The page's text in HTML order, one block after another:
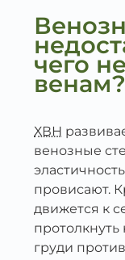
чего
венам?
ХВН
венозные
провисают.
движется к
протолкнуть
груди